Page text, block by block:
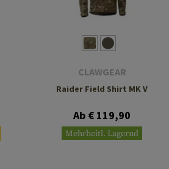
CLAWGEAR
Raider Field Shirt MK V
Ab € 119,90
Mehrheitl. Lagernd